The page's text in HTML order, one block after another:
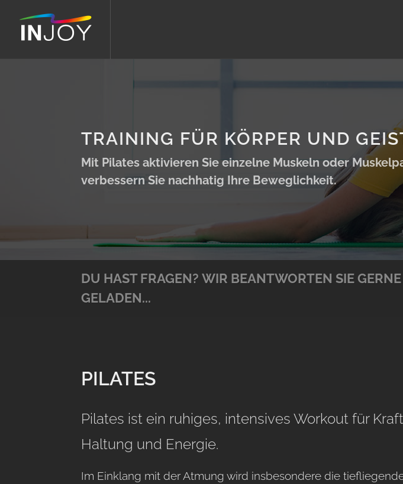
TRAINING FÜR KÖRPER UND
Mit Pilates aktivieren Sie einzelne Muskeln oder
verbessern Sie nachhatig Ihre Beweglichkeit.
DU HAST FRAGEN? WIR BEANTWORTEN SIE
GELADEN...
PILATES
Pilates ist ein ruhiges, intensives Workout für
Haltung und Energie.
Im Einklang mit der Atmung wird insbesondere die